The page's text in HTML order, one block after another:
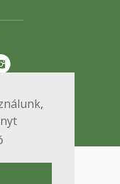
Kar